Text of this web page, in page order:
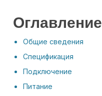
Оглавление
Общие сведения
Спецификация
Подключение
Питание